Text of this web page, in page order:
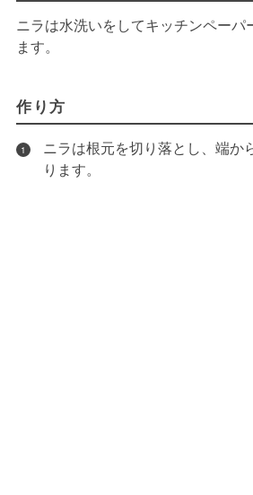
ニラは水洗いをしてキッチンペーパ
ます。
作り方
1
ニラは根元を切り落とし、端か
ります。